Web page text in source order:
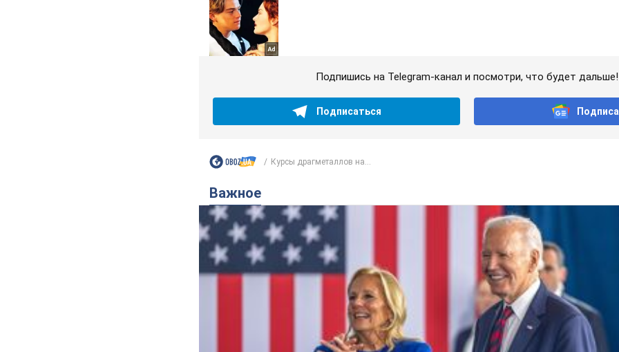
Подпишись на Telegram-канал и посмотри, что будет дальше!
Подписаться
Курсы драгметаллов на...
Важное